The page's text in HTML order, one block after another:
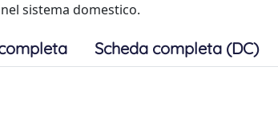
sistema domestico.
Scheda completa (DC)